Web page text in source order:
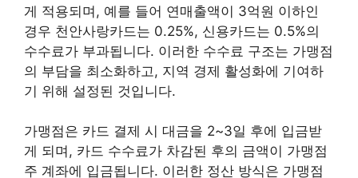
게 적용되며, 예를 들어 연매출액이 3억원 이하인
경우 천안사랑카드는 0.25%, 신용카드는 0.5%의
수수료가 부과됩니다. 이러한 수수료 구조는 가맹점
의 부담을 최소화하고, 지역 경제 활성화에 기여하
기 위해 설정된 것입니다.
가맹점은 카드 결제 시 대금을 2~3일 후에 입금받
게 되며, 카드 수수료가 차감된 후의 금액이 가맹점
주 계좌에 입금됩니다. 이러한 정산 방식은 가맹점